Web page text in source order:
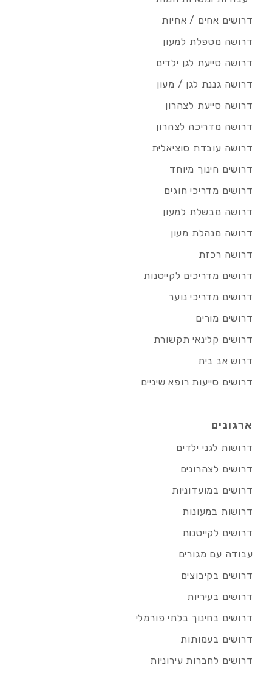
דרושים אחים / אחיות
דרושה מטפלת למעון
דרושה סייעת לגן ילדים
דרושה גננת לגן / מעון
דרושה סייעת לצהרון
דרושה מדריכה לצהרון
דרושה עובדת סוציאלית
דרושים חינוך מיוחד
דרושים מדריכי חוגים
דרושה מבשלת למעון
דרושה מנהלת מעון
דרושה רכזת
דרושים מדריכים לקייטנות
דרושים מדריכי נוער
דרושים מורים
דרושים קלינאי תקשורת
דרוש אב בית
דרושים סייעות רופא שיניים
ארגונים
דרושות לגני ילדים
דרושים לצהרונים
דרושים במועדוניות
דרושות במעונות
דרושים לקייטנות
עבודה עם מגורים
דרושים בקיבוצים
דרושים בעיריות
דרושים בחינוך בלתי פורמלי
דרושים בעמותות
דרושים לחברות עירוניות